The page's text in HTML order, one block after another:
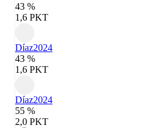
43 %
1,6 PKT
Díaz2024
43 %
1,6 PKT
Díaz2024
55 %
2,0 PKT